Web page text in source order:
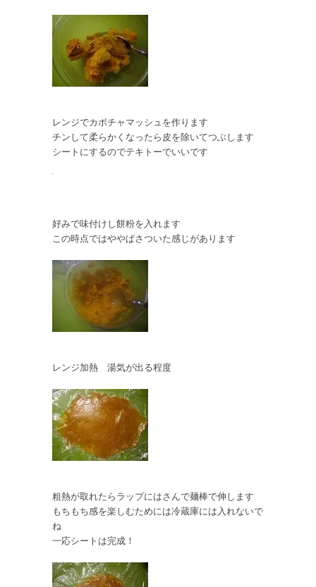
レンジでカボチャマッシュを作ります
チンして柔らかくなったら皮を除いてつぶします
シートにするのでテキトーでいいです
好みで味付けし餅粉を入れます
この時点ではややぱさついた感じがあります
レンジ加熱 湯気が出る程度
粗熱が取れたらラップにはさんで麺棒で伸します
もちもち感を楽しむためには冷蔵庫には入れないで
ね
一応シートは完成！